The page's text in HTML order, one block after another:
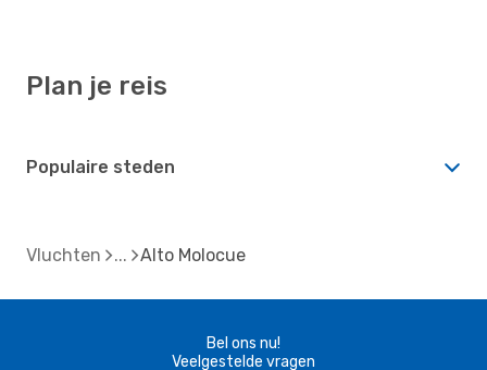
Plan je reis
Populaire steden
Vluchten Alto Molocue
Bel ons nu!
Veelgestelde vragen